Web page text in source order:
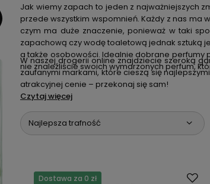
Jak wiemy zapach to jeden z najważniejszych
przede wszystkim wspomnień. Każdy z nas ma
czym ma duże znaczenie, ponieważ w taki
zapachową czy wodę toaletową jednak sztuką
a także osobowości. Idealnie dobrane perfumy
nie znaleźliście swoich wymarzonych perfum,
W naszej drogerii online znajdziecie szeroką
zaufanymi markami, które cieszą się
atrakcyjnej cenie – przekonaj się sam!
Czytaj więcej
Najlepsza trafność
Dostawa za 0 zł